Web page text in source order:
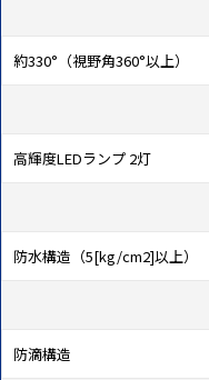
約330°（視野角360°以上）
高輝度LEDランプ 2灯
防水構造（5[kg/cm2]以上）
防滴構造